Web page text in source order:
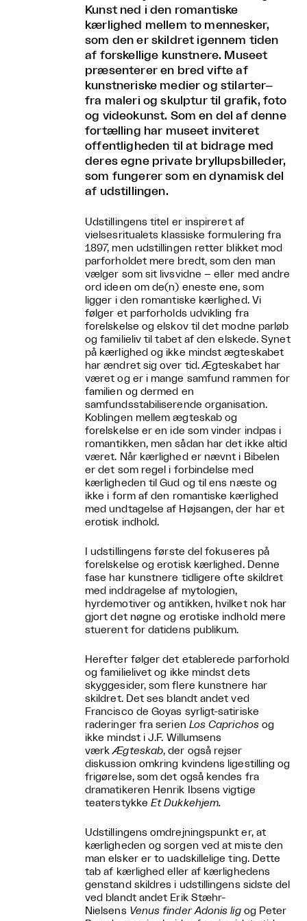
Kunst ned i den romantiske
kærlighed mellem to mennesker,
som den er skildret igennem tiden
af forskellige kunstnere. Museet
præsenterer en bred vifte af
kunstneriske medier og stilarter–
fra maleri og skulptur til grafik, foto
og videokunst. Som en del af denne
fortælling har museet inviteret
offentligheden til at bidrage med
deres egne private bryllupsbilleder,
som fungerer som en dynamisk del
af udstillingen.
Udstillingens titel er inspireret af
vielsesritualets klassiske formulering fra
1897, men udstillingen retter blikket mod
parforholdet mere bredt, som den man
vælger som sit livsvidne – eller med andre
ord ideen om de(n) eneste ene, som
ligger i den romantiske kærlighed. Vi
følger et parforholds udvikling fra
forelskelse og elskov til det modne parløb
og familieliv til tabet af den elskede. Synet
på kærlighed og ikke mindst ægteskabet
har ændret sig over tid. Ægteskabet har
været og er i mange samfund rammen for
familien og dermed en
samfundsstabiliserende organisation.
Koblingen mellem ægteskab og
forelskelse er en ide som vinder indpas i
romantikken, men sådan har det ikke altid
været. Når kærlighed er nævnt i Bibelen
er det som regel i forbindelse med
kærligheden til Gud og til ens næste og
ikke i form af den romantiske kærlighed
med undtagelse af Højsangen, der har et
erotisk indhold.
I udstillingens første del fokuseres på
forelskelse og erotisk kærlighed. Denne
fase har kunstnere tidligere ofte skildret
med inddragelse af mytologien,
hyrdemotiver og antikken, hvilket nok har
gjort det nøgne og erotiske indhold mere
stuerent for datidens publikum.
Herefter følger det etablerede parforhold
og familielivet og ikke mindst dets
skyggesider, som flere kunstnere har
skildret. Det ses blandt andet ved
Francisco de Goyas syrligt-satiriske
raderinger fra serien Los Caprichosog
ikke mindst i J.F. Willumsens
værk Ægteskab, der også rejser
diskussion omkring kvindens ligestilling og
frigørelse, som det også kendes fra
dramatikeren Henrik Ibsens vigtige
teaterstykkeEt Dukkehjem.
Udstillingens omdrejningspunkt er, at
kærligheden og sorgen ved at miste den
man elsker er to uadskillelige ting. Dette
tab af kærlighed eller af kærlighedens
genstand skildres i udstillingens sidste del
ved blandt andet Erik Stæhr-
Nielsens Venus finder Adonis ligog Peter